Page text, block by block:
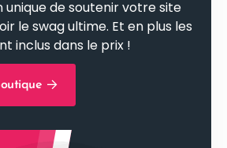
unique de soutenir votre site
le swag ultime. Et en plus les
inclus dans le prix !